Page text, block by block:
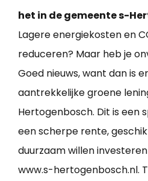
het in de gemeente s-
Lagere energiekosten en
reduceren? Maar heb je
Goed nieuws, want dan is
aantrekkelijke groene
Hertogenbosch. Dit is een
een scherpe rente,
duurzaam willen investeren
www.s-hertogenbosch.nl.